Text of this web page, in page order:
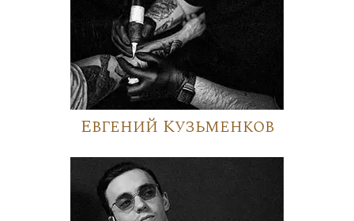
Евгений Кузьменков